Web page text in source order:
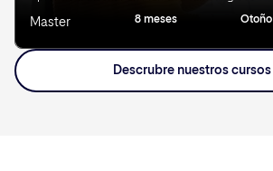
Master 8 meses Otoño
Descrubre nuestros cursos